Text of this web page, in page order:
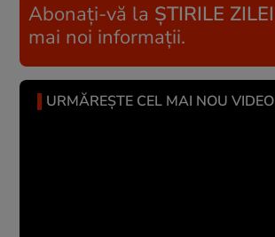
Abonați-vă la ȘTIRILE ZILEI
mai noi informații.
URMĂREȘTE CEL MAI NOU VIDEO